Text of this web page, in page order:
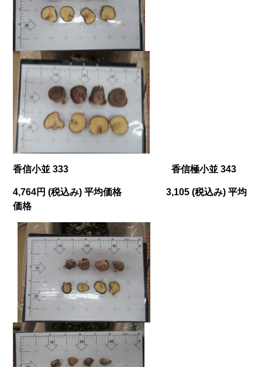
香信小並 333 香信極小並 343
4,764円 (税込み) 平均価格 3,105 (税込み) 平均
価格